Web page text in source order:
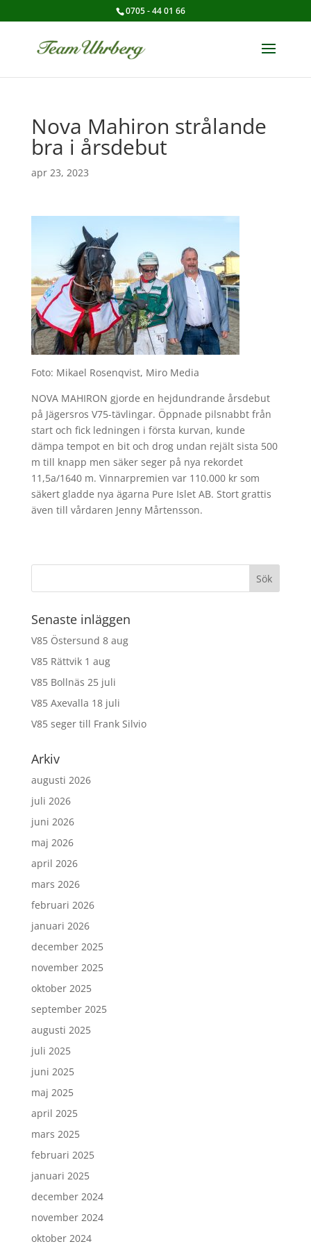
0705 - 44 01 66
Nova Mahiron strålande
bra i årsdebut
apr 23, 2023
Foto: Mikael Rosenqvist, Miro Media
NOVA MAHIRON gjorde en hejdundrande årsdebut
på Jägersros V75-tävlingar. Öppnade pilsnabbt från
start och fick ledningen i första kurvan, kunde
dämpa tempot en bit och drog undan rejält sista 500
m till knapp men säker seger på nya rekordet
11,5a/1640 m. Vinnarpremien var 110.000 kr som
säkert gladde nya ägarna Pure Islet AB. Stort grattis
även till vårdaren Jenny Mårtensson.
Senaste inläggen
V85 Östersund 8 aug
V85 Rättvik 1 aug
V85 Bollnäs 25 juli
V85 Axevalla 18 juli
V85 seger till Frank Silvio
Arkiv
augusti 2026
juli 2026
juni 2026
maj 2026
april 2026
mars 2026
februari 2026
januari 2026
december 2025
november 2025
oktober 2025
september 2025
augusti 2025
juli 2025
juni 2025
maj 2025
april 2025
mars 2025
februari 2025
januari 2025
december 2024
november 2024
oktober 2024